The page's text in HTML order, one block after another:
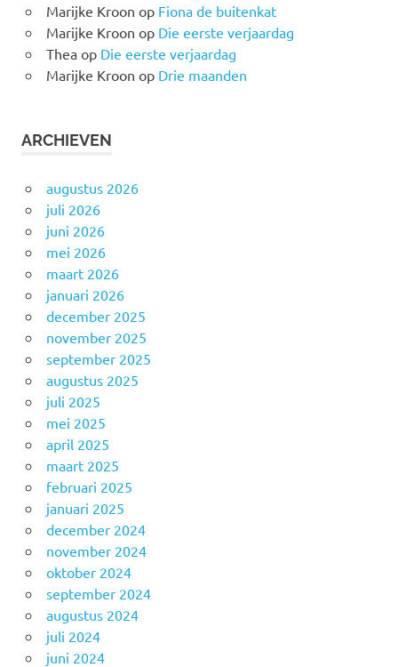
Marijke Kroon op Fiona de buitenkat
Marijke Kroon op Die eerste verjaardag
Theaop Die eerste verjaardag
Marijke Kroon op Drie maanden
ARCHIEVEN
augustus 2026
juli 2026
juni 2026
mei 2026
maart 2026
januari 2026
december 2025
november 2025
september 2025
augustus 2025
juli 2025
mei 2025
april 2025
maart 2025
februari 2025
januari 2025
december 2024
november 2024
oktober 2024
september 2024
augustus 2024
juli 2024
juni 2024